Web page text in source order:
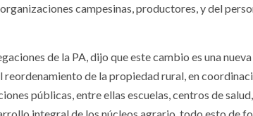
campesinas, productores, y del
de la PA, dijo que este cambio es una
reordenamiento de la propiedad rural, en
públicas, entre ellas escuelas, centros de